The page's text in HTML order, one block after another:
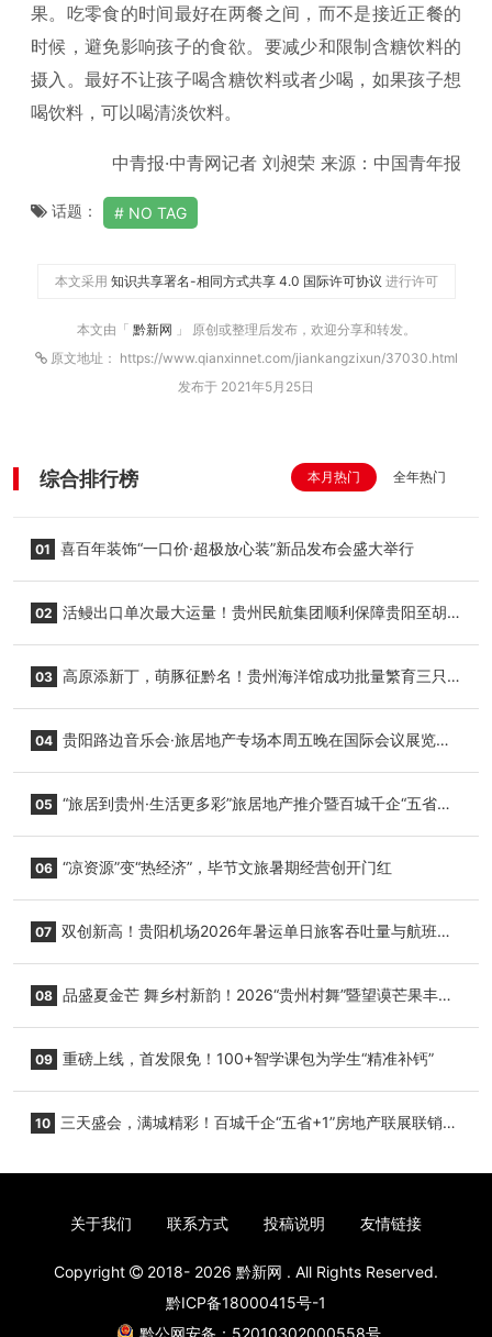
果。吃零食的时间最好在两餐之间，而不是接近正餐的
时候，避免影响孩子的食欲。要减少和限制含糖饮料的
摄入。最好不让孩子喝含糖饮料或者少喝，如果孩子想
喝饮料，可以喝清淡饮料。
中青报·中青网记者 刘昶荣 来源：中国青年报
话题： NO TAG
本文采用 知识共享署名-相同方式共享 4.0 国际许可协议 进行许可
本文由「 黔新网 」 原创或整理后发布，欢迎分享和转发。
原文地址： https://www.qianxinnet.com/jiankangzixun/37030.html
发布于 2021年5月25日
综合排行榜 本月热门 全年热门
01 喜百年装饰“一口价·超极放心装”新品发布会盛大举行
02 活鳗出口单次最大运量！贵州民航集团顺利保障贵阳至胡
03 高原添新丁，萌豚征黔名！贵州海洋馆成功批量繁育三只
04 贵阳路边音乐会·旅居地产专场本周五晚在国际会议展览中
05 “旅居到贵州·生活更多彩”旅居地产推介暨百城千企“五省
06 “凉资源”变“热经济”，毕节文旅暑期经营创开门红
07 双创新高！贵阳机场2026年暑运单日旅客吞吐量与航班起
08 品盛夏金芒 舞乡村新韵！2026“贵州村舞”暨望谟芒果丰收
09 重磅上线，首发限免！100+智学课包为学生“精准补钙”
10 三天盛会，满城精彩！百城千企“五省+1”房地产联展联销活
关于我们 联系方式 投稿说明 友情链接
Copyright 2018- 2026 黔新网 . All Rights Reserved.
黔ICP备18000415号-1
黔公网安备：52010302000558号